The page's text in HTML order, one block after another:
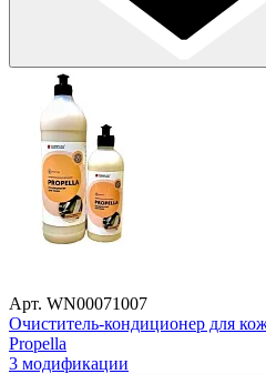
Арт. WN00071007
Очиститель-кондиционер для
Propella
3 модификации